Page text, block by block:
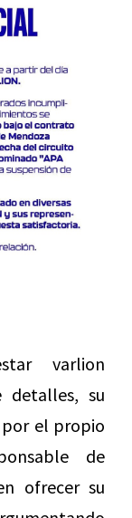
varlion
detalles, su
el propio
de
ofrecer su